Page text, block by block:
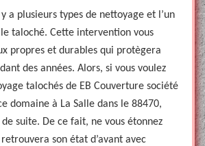
a plusieurs types de nettoyage et l’un
taloché. Cette intervention vous
propres et durables qui protègera
des années. Alors, si vous voulez
talochés de EB Couverture société
domaine à La Salle dans le 88470,
suite. De ce fait, ne vous étonnez
son état d’avant avec